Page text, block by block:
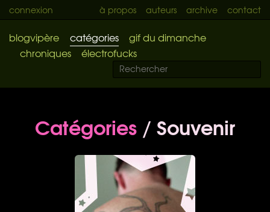
connexion à propos auteurs archive contact
blogvipère catégories
gif du dimanche
chroniques
électrofucks
Catégories / Souvenir